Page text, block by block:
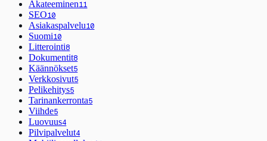
Akateeminen11
SEO10
Asiakaspalvelu10
Suomi10
Litterointi8
Dokumentit8
Käännökset5
Verkkosivut5
Pelikehitys5
Tarinankerronta5
Viihde5
Luovuus4
Pilvipalvelut4